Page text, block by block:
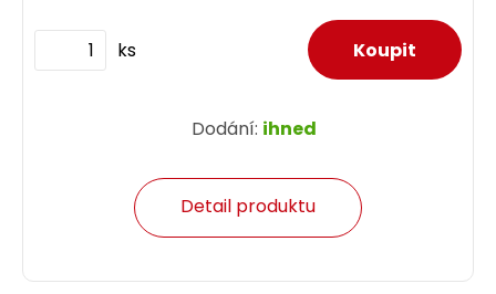
ks
Dodání: ihned
Detail produktu